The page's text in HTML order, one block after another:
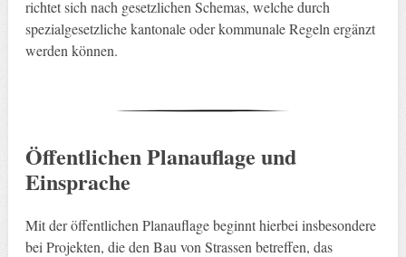
richtet sich nach gesetzlichen Schemas, welche durch
spezialgesetzliche kantonale oder kommunale Regeln ergänzt
werden können.
Öffentlichen Planauflage und
Einsprache
Mit der öffentlichen Planauflage beginnt hierbei insbesondere
bei Projekten, die den Bau von Strassen betreffen, das